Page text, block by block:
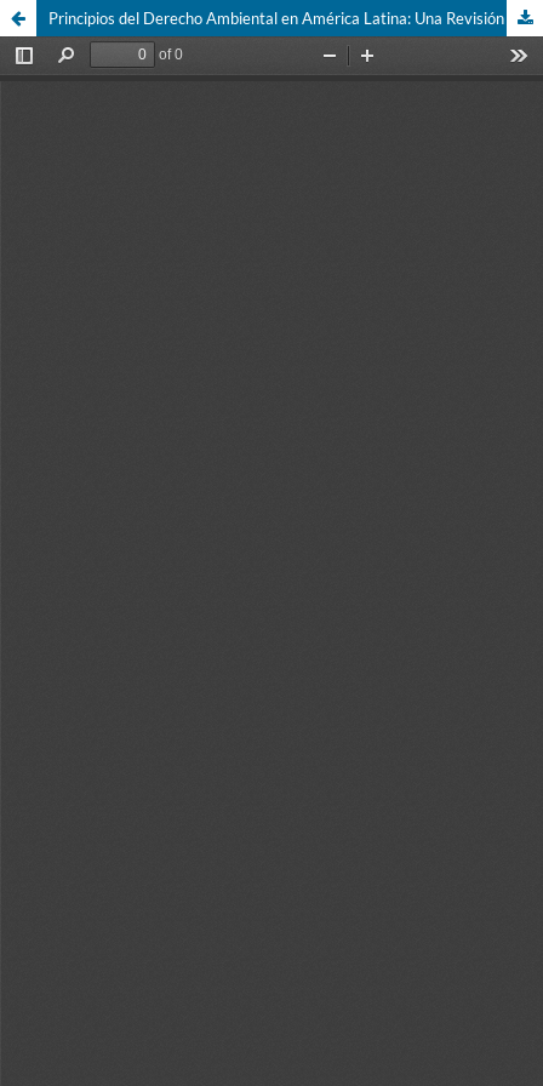
Principios del Derecho Ambiental en América Latina: Una Revisión Sistemática y su Impacto Jurídico-Ambiental